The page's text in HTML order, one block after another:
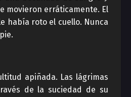
movieron erráticamente. El
había roto el cuello. Nunca
apiñada. Las lágrimas
de la suciedad de su